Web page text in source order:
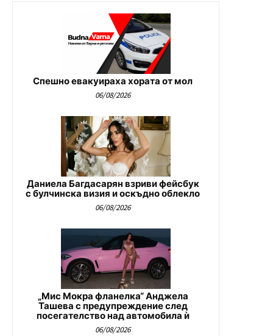
Спешно евакуираха хората от мол
06/08/2026
Даниела Багдасарян взриви фейсбук
с булчинска визия и оскъдно облекло
06/08/2026
„Мис Мокра фланелка“ Анджела
Ташева с предупреждение след
посегателство над автомобила ѝ
06/08/2026